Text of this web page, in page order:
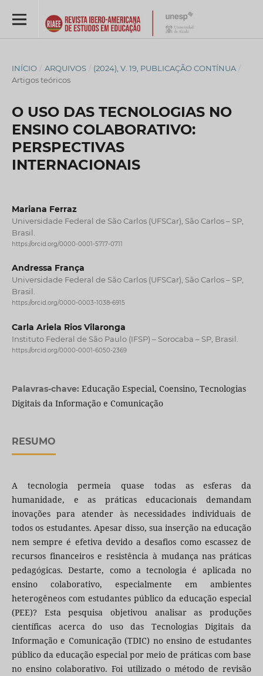
INÍCIO / ARQUIVOS / (2024), V. 19, PUBLICAÇÃO CONTÍNUA /
Artigos teóricos
O USO DAS TECNOLOGIAS NO
ENSINO COLABORATIVO:
PERSPECTIVAS
INTERNACIONAIS
Mariana Ferraz
Universidade Federal de São Carlos (UFSCar), São Carlos – SP,
Brasil.
https://orcid.org/0000-0001-5717-0711
Andressa França
Universidade Federal de São Carlos (UFSCar), São Carlos – SP,
Brasil.
https://orcid.org/0000-0003-1038-6915
Carla Ariela Rios Vilaronga
Instituto Federal de São Paulo (IFSP) – Sorocaba – SP, Brasil.
https://orcid.org/0000-0001-6050-2369
Palavras-chave: Educação Especial, Coensino, Tecnologias
Digitais da Informação e Comunicação
RESUMO
A tecnologia permeia quase todas as esferas da
humanidade, e as práticas educacionais demandam
inovações para atender às necessidades individuais de
todos os estudantes. Apesar disso, sua inserção na educação
nem sempre é efetiva devido a desafios como escassez de
recursos financeiros e resistência à mudança nas práticas
pedagógicas. Destarte, como a tecnologia é aplicada no
ensino colaborativo, especialmente em ambientes
heterogêneos com estudantes público da educação especial
(PEE)? Esta pesquisa objetivou analisar as produções
científicas acerca do uso das Tecnologias Digitais da
Informação e Comunicação (TDIC) no ensino de estudantes
público da educação especial por meio de práticas com base
no ensino colaborativo. Foi utilizado o método de revisão